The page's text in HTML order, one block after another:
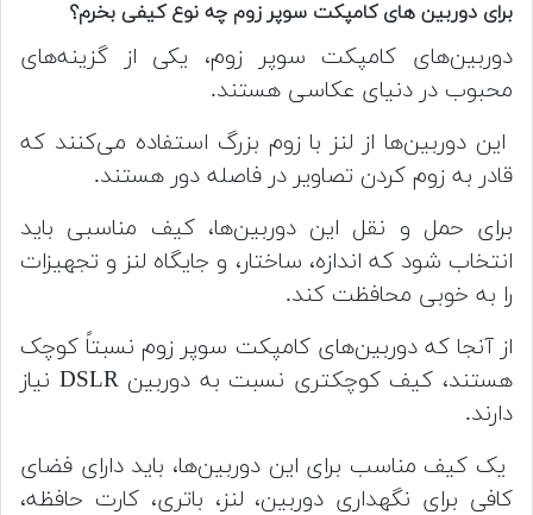
برای دوربین های کامپکت سوپر زوم چه نوع کیفی بخرم؟
دوربین‌های کامپکت سوپر زوم، یکی از گزینه‌های
محبوب در دنیای عکاسی هستند.
این دوربین‌ها از لنز با زوم بزرگ استفاده می‌کنند که
قادر به زوم کردن تصاویر در فاصله دور هستند.
برای حمل و نقل این دوربین‌ها، کیف مناسبی باید
انتخاب شود که اندازه، ساختار، و جایگاه لنز و تجهیزات
را به خوبی محافظت کند.
از آنجا که دوربین‌های کامپکت سوپر زوم نسبتاً کوچک
هستند، کیف کوچکتری نسبت به دوربین DSLR نیاز
دارند.
یک کیف مناسب برای این دوربین‌ها، باید دارای فضای
کافی برای نگهداری دوربین، لنز، باتری، کارت حافظه،